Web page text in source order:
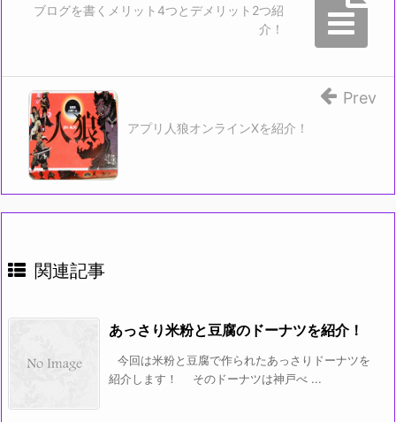
ブログを書くメリット4つとデメリット2つ紹
介！
アプリ人狼オンラインXを紹介！
Prev
関連記事
あっさり米粉と豆腐のドーナツを紹介！
今回は米粉と豆腐で作られたあっさりドーナツを
紹介します！ そのドーナツは神戸べ ...